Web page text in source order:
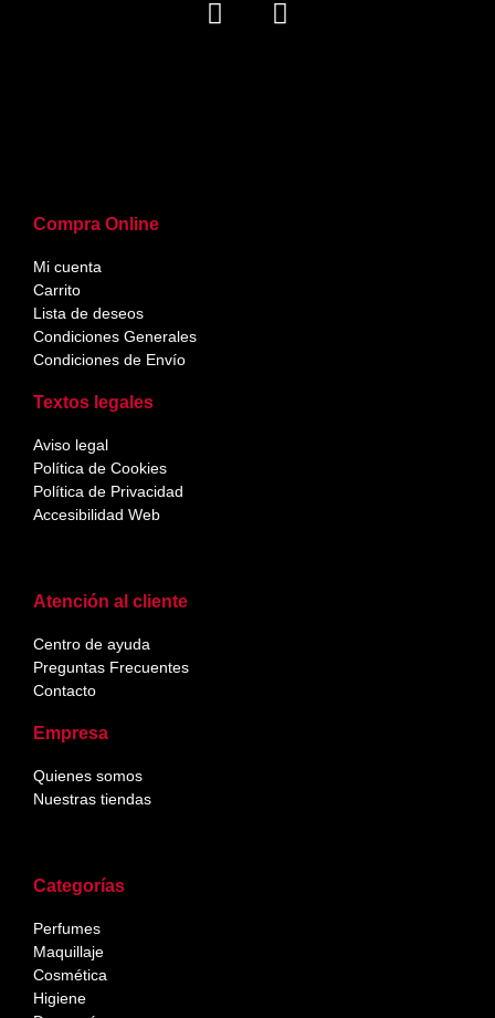
Categorías
Perfumes
Maquillaje
Cosmética
Higiene
Atención al cliente
Centro de ayuda
Preguntas Frecuentes
Contacto
Empresa
Quienes somos
Nuestras tiendas
Compra Online
Mi cuenta
Carrito
Lista de deseos
Condiciones Generales
Condiciones de Envío
Textos legales
Aviso legal
Política de Cookies
Política de Privacidad
Accesibilidad Web